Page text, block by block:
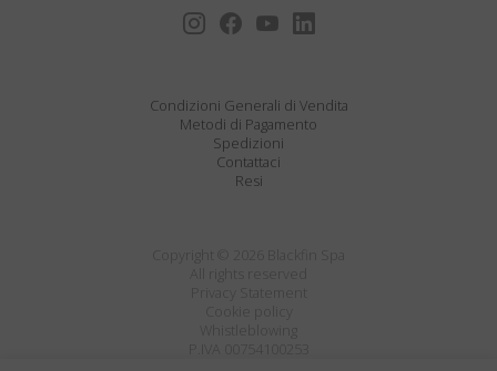
Condizioni Generali di Vendita
Metodi di Pagamento
Spedizioni
Contattaci
Resi
Privacy Statement